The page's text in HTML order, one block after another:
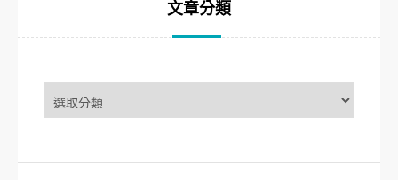
文章分類
章
分